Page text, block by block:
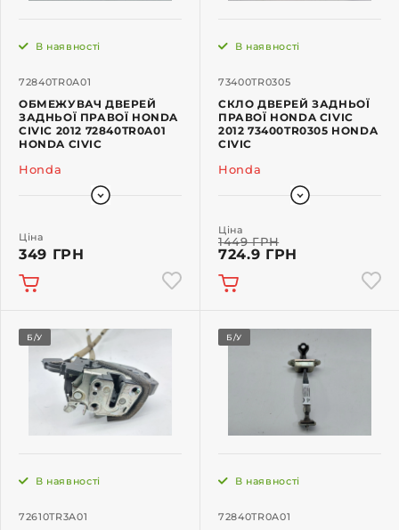
72840TR0A01
В наявності
ОБМЕЖУВАЧ ДВЕРЕЙ
ЗАДНЬОЇ ПРАВОЇ HONDA
CIVIC 2012 72840TR0A01
HONDA CIVIC
Honda
Ціна
349 ГРН
73400TR0305
В наявності
СКЛО ДВЕРЕЙ ЗАДНЬОЇ
ПРАВОЇ HONDA CIVIC
2012 73400TR0305 HONDA
CIVIC
Honda
Ціна
1449 ГРН
724.9 ГРН
Б/У
72610TR3A01
В наявності
Б/У
72840TR0A01
В наявності